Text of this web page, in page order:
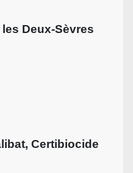
Deux-Sèvres
Certibiocide